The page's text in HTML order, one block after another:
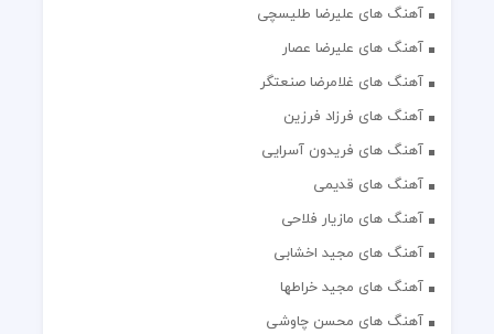
آهنگ های علیرضا طلیسچی
آهنگ های علیرضا عصار
آهنگ های غلامرضا صنعتگر
آهنگ های فرزاد فرزین
آهنگ های فریدون آسرایی
آهنگ های قدیمی
آهنگ های مازیار فلاحی
آهنگ های مجید اخشابی
آهنگ های مجید خراطها
آهنگ های محسن چاوشی